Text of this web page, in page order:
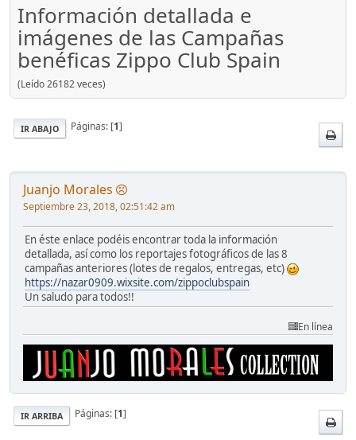
Información detallada e
imágenes de las Campañas
benéficas Zippo Club Spain
(Leído 26182 veces)
IR ABAJO Páginas: [1]
Juanjo Morales
Septiembre 23, 2018, 02:51:42 am
En éste enlace podéis encontrar toda la información
detallada, así como los reportajes fotográficos de las 8
campañas anteriores (lotes de regalos, entregas, etc)
https://nazar0909.wixsite.com/zippoclubspain
Un saludo para todos!!
En línea
IR ARRIBA Páginas: [1]